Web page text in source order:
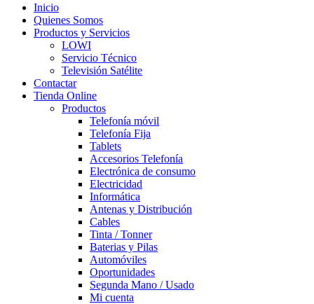
Inicio
Quienes Somos
Productos y Servicios
LOWI
Servicio Técnico
Televisión Satélite
Contactar
Tienda Online
Productos
Telefonía móvil
Telefonía Fija
Tablets
Accesorios Telefonía
Electrónica de consumo
Electricidad
Informática
Antenas y Distribución
Cables
Tinta / Tonner
Baterias y Pilas
Automóviles
Oportunidades
Segunda Mano / Usado
Mi cuenta